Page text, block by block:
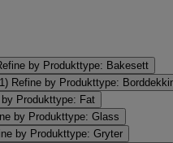
by Produkttype: Bakesett
Refine by Produkttype:
by Produkttype: Fat
by Produkttype: Glass
by Produkttype: Gryter